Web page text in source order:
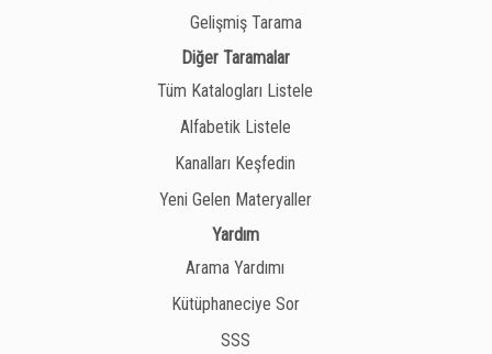
Gelişmiş Tarama
Diğer Taramalar
Tüm Katalogları Listele
Alfabetik Listele
Kanalları Keşfedin
Yeni Gelen Materyaller
Yardım
Arama Yardımı
Kütüphaneciye Sor
SSS